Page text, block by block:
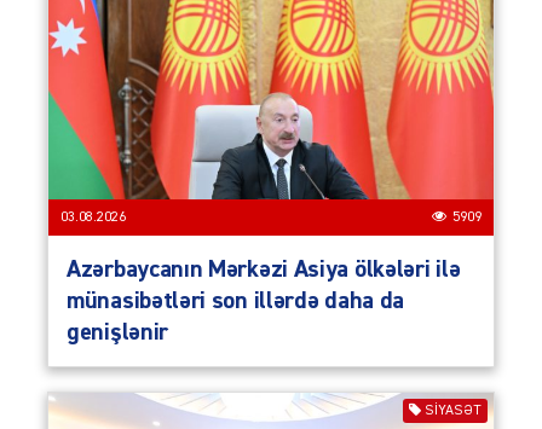
03.08.2026 5909
Azərbaycanın Mərkəzi Asiya ölkələri ilə
münasibətləri son illərdə daha da
genişlənir
SIYASƏT